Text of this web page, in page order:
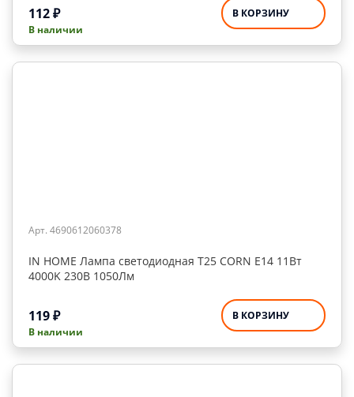
112₽
В наличии
В КОРЗИНУ
Арт. 4690612060378
IN HOME Лампа светодиодная Т25 CORN Е14 11Вт
4000K 230В 1050Лм
119₽
В наличии
В КОРЗИНУ